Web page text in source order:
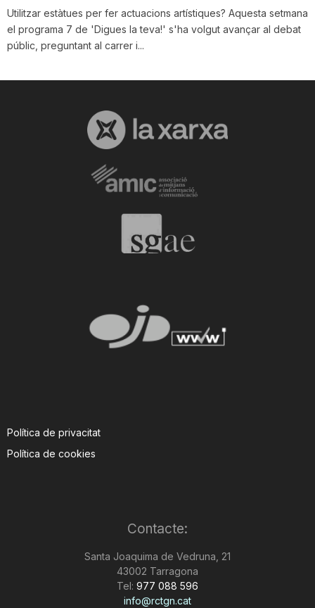
Utilitzar estàtues per fer actuacions artístiques? Aquesta setmana
el programa 7 de 'Digues la teva!' s'ha volgut avançar al debat
públic, preguntant al carrer i...
Política de privacitat
Política de cookies
Contacte:
Santa Joaquima de Vedruna, 21
43002 Tarragona
Tel: 977 088 596
info@rctgn.cat